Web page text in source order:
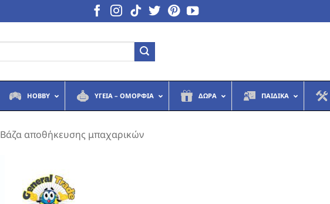
HOBBY ΥΓΕΙΆ – ΟΜΟΡΦΙΆ ΔΏΡΑ ΠΑΙΔΙΚΆ
Βάζα αποθήκευσης μπαχαρικών